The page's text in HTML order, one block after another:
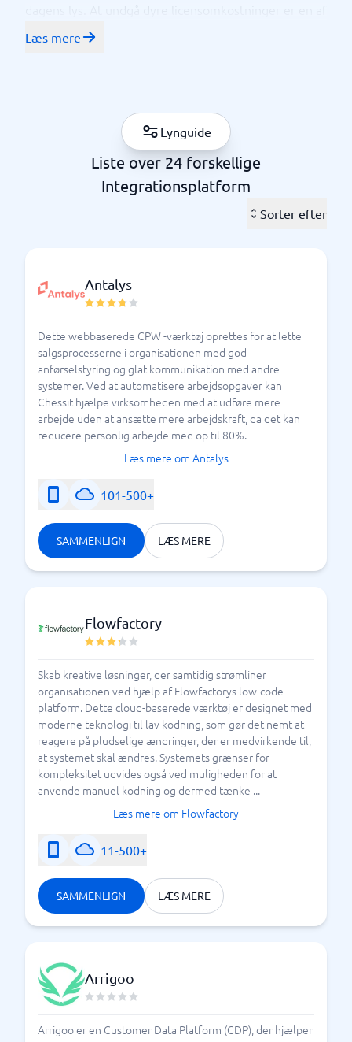
flere fordele ved at have integrationsplatformen og
systemintegrationerne i skyen, hvor leverandøren
BusinessWith gør det nemmere at sammenligne de
bedste integrationsplatforme i Danmark, så dit
systemvalg bliver forenklet.
Hvordan skal jeg vælge
integrationertil at få systemer og apps til at 'tale
med' hinanden?
Det korte svar er, at integrationsplatformen har
meget større muskler til at klare flere systemer på én
gang og samtidig giver dig bedre overblik og kontrol.
Plug-ins kan være ganske udmærkede, men hvad sker
der, når noget går galt, eller når det tredje og fjerde
system ikke kan forbindes? Disse udfordringer løser
integrationsplatformen, der samtidig fungerer som
taler samme sprog og kan kommunikere – og at alle
Hvad er denbedste integrationsplatform
virksomhed? Hvorfor ikke lave en sammenligning? At
råd er, at du sammenligner de forskellige
integrationsplatforme, før du træffer dit valg. Vores
velkommen til at gå i gang med at bruge den med det
samme.
Tre ting, du bør tænke på, inden du vælger
integrationsplatform
Læs mere
Lynguide
Liste over 24 forskellige
Integrationsplatform
Sorter efter
Antalys
Dette webbaserede CPW -værktøj oprettes for at lette
salgsprocesserne i organisationen med god
anførselstyring og glat kommunikation med andre
systemer. Ved at automatisere arbejdsopgaver kan
Chessit hjælpe virksomheden med at udføre mere
arbejde uden at ansætte mere arbejdskraft, da det kan
reducere personlig arbejde med op til 80%.
Læs mere om Antalys
101-500+
SAMMENLIGN LÆS MERE
Flowfactory
Skab kreative løsninger, der samtidig strømliner
organisationen ved hjælp af Flowfactorys low-code
platform. Dette cloud-baserede værktøj er designet med
moderne teknologi til lav kodning, som gør det nemt at
reagere på pludselige ændringer, der er medvirkende til,
at systemet skal ændres. Systemets grænser for
kompleksitet udvides også ved muligheden for at
anvende manuel kodning og dermed tænke ...
Læs mere om Flowfactory
11-500+
SAMMENLIGN LÆS MERE
Arrigoo
Arrigoo er en Customer Data Platform (CDP), der hjælper